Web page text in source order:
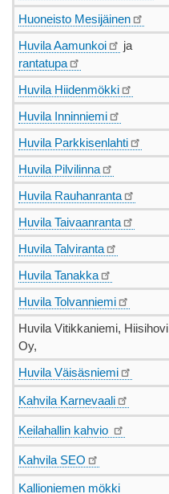
Huoneisto Mesijäinen
Huvila Aamunkoi
ja
rantatupa
Huvila Hiidenmökki
Huvila Inninniemi
Huvila Parkkisenlahti
Huvila Pilvilinna
Huvila Rauhanranta
Huvila Taivaanranta
Huvila Talviranta
Huvila Tanakka
Huvila Tolvanniemi
Huvila Vitikkaniemi, Hiisihovi
Oy,
Huvila Väisäsniemi
Kahvila Karnevaali
Keilahallin kahvio
Kahvila SEO
Kallioniemen mökki